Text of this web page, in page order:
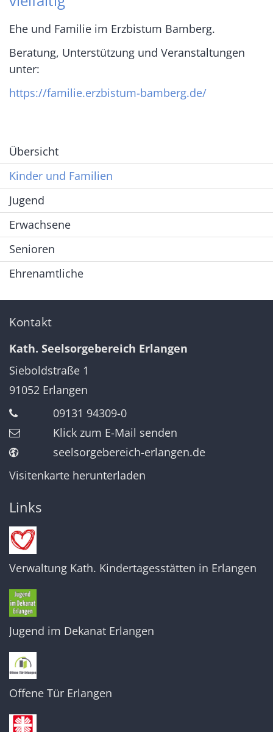
Ehe und Familie im Erzbistum Bamberg.
Beratung, Unterstützung und Veranstaltungen
unter:
https://familie.erzbistum-bamberg.de/
Übersicht
Kinder und Familien
Jugend
Erwachsene
Senioren
Ehrenamtliche
Kontakt
Kath. Seelsorgebereich Erlangen
Sieboldstraße 1
91052 Erlangen
09131 94309-0
Klick zum E-Mail senden
seelsorgebereich-erlangen.de
Visitenkarte herunterladen
Links
Verwaltung Kath. Kindertagesstätten in Erlangen
Jugend im Dekanat Erlangen
Offene Tür Erlangen